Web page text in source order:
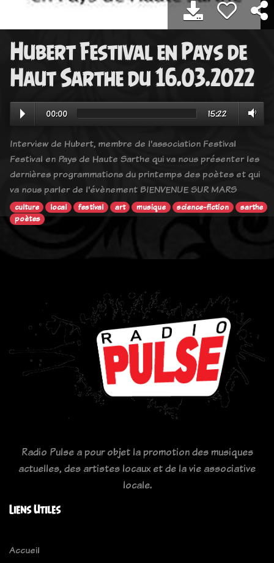
Hubert Festival en Pays de
Haut Sarthe du 16.03.2022
00:00 15:22
Interview de Hubert, membre de l'association Festival
Festival en Pays de Haute Sarthe qui va nous présenter les
dernières programmations du printemps des poètes et qui
va nous parler de l'évènement BIENVENUE SUR MARS
culture local festival art musique science-fiction
sarthe
poètes
Radio Pulse a pour objet la promotion des musiques
actuelles, des artistes locaux et de la vie associative
locale.
Liens Utiles
Accueil